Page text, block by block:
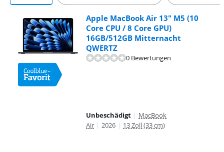
Apple MacBook Air 13" M5 (10
Core CPU / 8 Core GPU)
16GB/512GB Mitternacht
QWERTZ
0 Bewertungen
Unbeschädigt | MacBook
Air | 2026 | 13 Zoll (33 cm)